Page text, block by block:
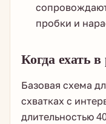
пробки и
Когда ехать
Базовая схема
схватках с
длительностью